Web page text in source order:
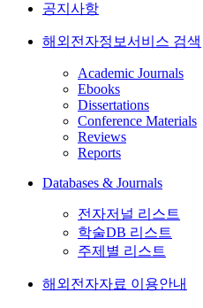
공지사항
해외전자정보서비스 검색
Academic Journals
Ebooks
Dissertations
Conference Materials
Reviews
Reports
Databases & Journals
전자저널 리스트
학술DB 리스트
주제별 리스트
해외전자자료 이용안내